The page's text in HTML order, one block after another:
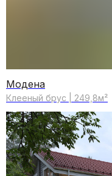
Модена
Клееный брус | 249,8м²